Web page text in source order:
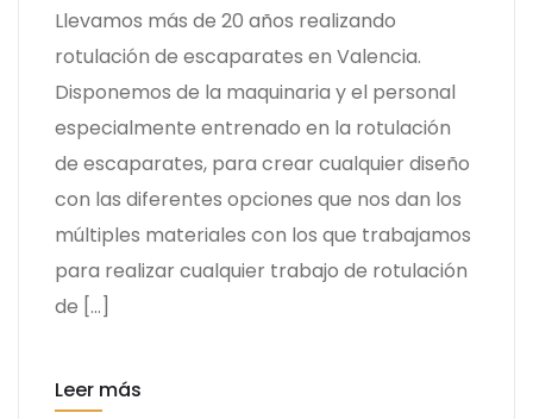
Llevamos más de 20 años realizando
rotulación de escaparates en Valencia.
Disponemos de la maquinaria y el personal
especialmente entrenado en la rotulación
de escaparates, para crear cualquier diseño
con las diferentes opciones que nos dan los
múltiples materiales con los que trabajamos
para realizar cualquier trabajo de rotulación
de […]
Leer más